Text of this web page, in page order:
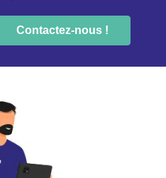
Contactez-nous !